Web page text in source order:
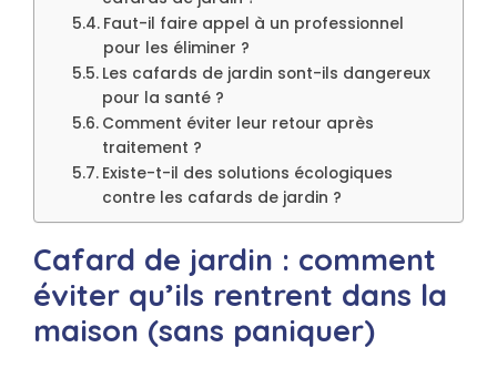
Faut-il faire appel à un professionnel
pour les éliminer ?
Les cafards de jardin sont-ils dangereux
pour la santé ?
Comment éviter leur retour après
traitement ?
Existe-t-il des solutions écologiques
contre les cafards de jardin ?
Cafard de jardin : comment
éviter qu’ils rentrent dans la
maison (sans paniquer)